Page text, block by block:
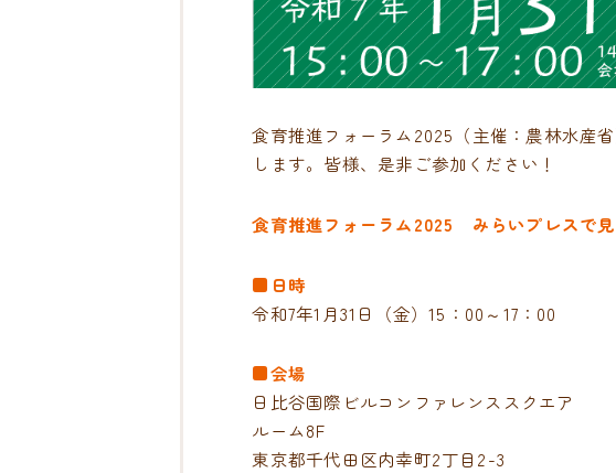
食育推進フォーラム2025（主催：農林水産
します。皆様、是非ご参加ください！
食育推進フォーラム2025 みらいプレスで
■日時
令和7年1月31日（金）15：00～17：00
■会場
日比谷国際ビルコンファレンススクエア
ルーム8F
東京都千代田区内幸町2丁目2-3